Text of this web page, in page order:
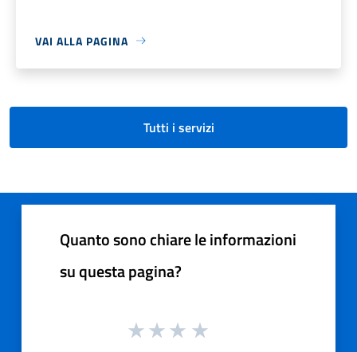
VAI ALLA PAGINA
Tutti i servizi
Quanto sono chiare le informazioni
su questa pagina?